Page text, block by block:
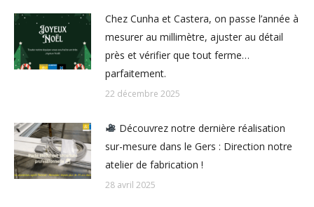
Chez Cunha et Castera, on passe l’année à
mesurer au millimètre, ajuster au détail
près et vérifier que tout ferme…
parfaitement.
22 décembre 2025
Découvrez notre dernière réalisation
sur-mesure dans le Gers : Direction notre
atelier de fabrication !
28 avril 2025